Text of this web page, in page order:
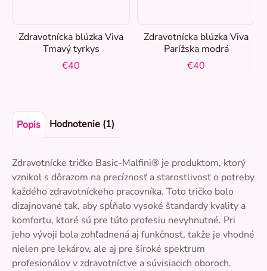
Zdravotnícka blúzka Viva
Tmavý tyrkys
€40
Zdravotnícka blúzka Viva
Parížska modrá
€40
Popis Hodnotenie (1)
Zdravotnícke tričko Basic-Malfini® je produktom, ktorý
vznikol s dôrazom na precíznosť a starostlivosť o potreby
každého zdravotníckeho pracovníka. Toto tričko bolo
dizajnované tak, aby spĺňalo vysoké štandardy kvality a
komfortu, ktoré sú pre túto profesiu nevyhnutné. Pri
jeho vývoji bola zohľadnená aj funkčnosť, takže je vhodné
nielen pre lekárov, ale aj pre široké spektrum
profesionálov v zdravotníctve a súvisiacich oboroch.